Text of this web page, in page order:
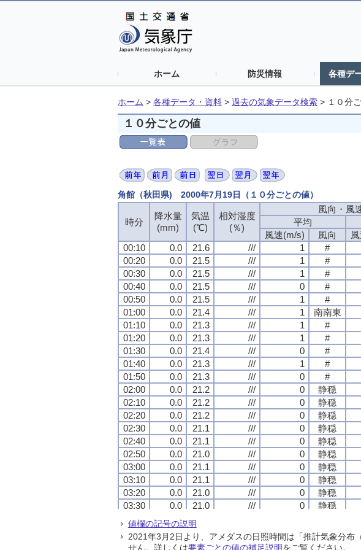
ホーム 防災情報 各種デ
ホーム > 各種データ・資料 > 過去の気象データ検索 > １０分
１０分ごとの値
角館（秋田県) 2000年7月19日（１０分ごとの値）
時分
降水量
(mm)
気温
(℃)
相対湿度
(％)
風向・風
平均
風速(m/s)
風向
00:10
0.0 21.6 /// 1 #
00:20
0.0 21.5 /// 1 #
00:30
0.0 21.5 /// 1 #
00:40
0.0 21.5 /// 0 #
00:50
0.0 21.5 /// 1 #
01:00
0.0 21.4 /// 1 南南東
01:10
0.0 21.3 /// 1 #
01:20
0.0 21.3 /// 1 #
01:30
0.0 21.4 /// 0 #
01:40
0.0 21.3 /// 1 #
01:50
0.0 21.3 /// 0 #
02:00
0.0 21.2 /// 0 静穏
02:10
0.0 21.2 /// 0 静穏
02:20
0.0 21.2 /// 0 静穏
02:30
0.0 21.1 /// 0 静穏
02:40
0.0 21.1 /// 0 静穏
02:50
0.0 21.0 /// 0 静穏
03:00
0.0 21.1 /// 0 静穏
03:10
0.0 21.1 /// 0 静穏
03:20
0.0 21.0 /// 0 静穏
03:30
0.0 21.0 /// 0 静穏
03:40
0.0 21.0
03:50
0.0 20.9 /// 0 静穏
04:00
0.0 21.0 /// 0 静穏
時分
降水量
(mm)
気温
(℃)
相対湿度
(％)
風向・風
平均
風速(m/s)
風向
00:10
0.0 21.6 /// 1 #
00:20
0.0 21.5 /// 1 #
00:30
0.0 21.5 /// 1 #
00:40
0.0 21.5 /// 0 #
00:50
0.0 21.5 /// 1 #
01:00
0.0 21.4 /// 1 南南東
01:10
0.0 21.3 /// 1 #
01:20
0.0 21.3 /// 1 #
01:30
0.0 21.4 /// 0 #
01:40
0.0 21.3 /// 1 #
01:50
0.0 21.3 /// 0 #
02:00
0.0 21.2 /// 0 静穏
02:10
0.0 21.2 /// 0 静穏
02:20
0.0 21.2 /// 0 静穏
02:30
0.0 21.1 /// 0 静穏
02:40
0.0 21.1 /// 0 静穏
02:50
0.0 21.0 /// 0 静穏
03:00
0.0 21.1 /// 0 静穏
03:10
0.0 21.1 /// 0 静穏
03:20
0.0 21.0 /// 0 静穏
03:30
0.0 21.0 /// 0 静穏
03:40
0.0 21.0
03:50
0.0 20.9 /// 0 静穏
04:00
0.0 21.0 /// 0 静穏
時分
降水量
(mm)
気温
(℃)
相対湿度
(％)
風向・風
平均
風速(m/s)
風向
00:10
0.0 21.6 /// 1 #
00:20
0.0 21.5 /// 1 #
00:30
0.0 21.5 /// 1 #
00:40
0.0 21.5 /// 0 #
00:50
0.0 21.5 /// 1 #
01:00
0.0 21.4 /// 1 南南東
01:10
0.0 21.3 /// 1 #
01:20
0.0 21.3 /// 1 #
01:30
0.0 21.4 /// 0 #
01:40
0.0 21.3 /// 1 #
01:50
0.0 21.3 /// 0 #
02:00
0.0 21.2 /// 0 静穏
02:10
0.0 21.2 /// 0 静穏
02:20
0.0 21.2 /// 0 静穏
02:30
0.0 21.1 /// 0 静穏
02:40
0.0 21.1 /// 0 静穏
02:50
0.0 21.0 /// 0 静穏
03:00
0.0 21.1 /// 0 静穏
03:10
0.0 21.1 /// 0 静穏
03:20
0.0 21.0 /// 0 静穏
03:30
0.0 21.0 /// 0 静穏
03:40
0.0 21.0
03:50
0.0 20.9 /// 0 静穏
04:00
0.0 21.0 /// 0 静穏
時分
降水量
(mm)
気温
(℃)
相対湿度
(％)
風向・風
平均
風速(m/s)
風向
00:10
0.0 21.6 /// 1 #
00:20
0.0 21.5 /// 1 #
00:30
0.0 21.5 /// 1 #
00:40
0.0 21.5 /// 0 #
00:50
0.0 21.5 /// 1 #
01:00
0.0 21.4 /// 1 南南東
01:10
0.0 21.3 /// 1 #
01:20
0.0 21.3 /// 1 #
01:30
0.0 21.4 /// 0 #
01:40
0.0 21.3 /// 1 #
01:50
0.0 21.3 /// 0 #
02:00
0.0 21.2 /// 0 静穏
02:10
0.0 21.2 /// 0 静穏
02:20
0.0 21.2 /// 0 静穏
02:30
0.0 21.1 /// 0 静穏
02:40
0.0 21.1 /// 0 静穏
02:50
0.0 21.0 /// 0 静穏
03:00
0.0 21.1 /// 0 静穏
03:10
0.0 21.1 /// 0 静穏
03:20
0.0 21.0 /// 0 静穏
03:30
0.0 21.0 /// 0 静穏
03:40
0.0 21.0
03:50
0.0 20.9 /// 0 静穏
04:00
0.0 21.0 /// 0 静穏
値欄の記号の説明
2021年3月2日より、アメダスの日照時間は「推計気象分
せん。詳しくは要素ごとの値の補足説明をご覧ください。